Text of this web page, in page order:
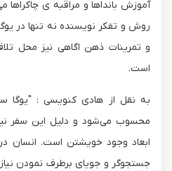
آموزش بانداها و مراقبه ی
روش و تفکر نویسنده نه تنها در
و تمرینات ذهن اگاهی نیز محل
است.
به نقل از هادی کنویسی : "یوگا
محسوب می‌شود و دلیل این سفر نیز
ابعاد وجود خویشتن است. انسان
جستجوگر و جویای برطرف نمودن